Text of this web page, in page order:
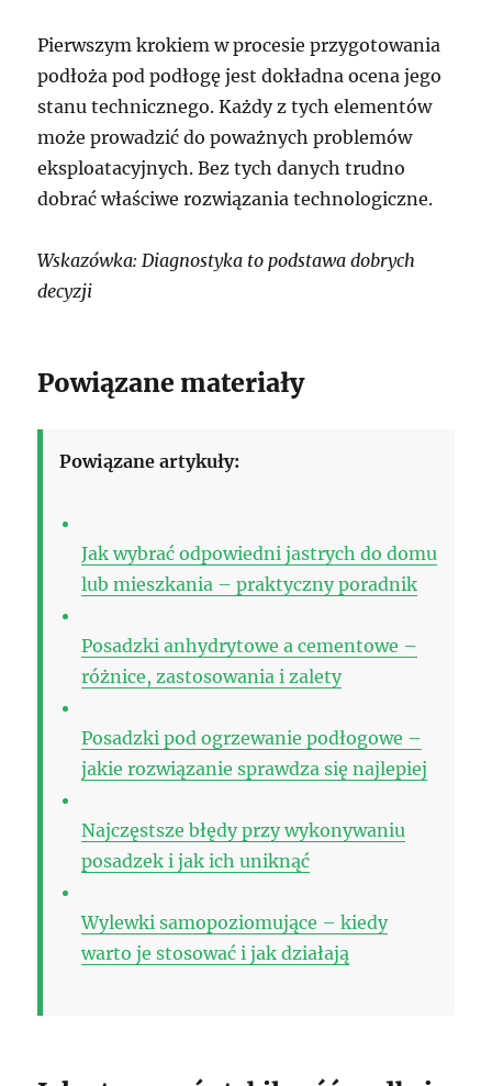
Pierwszym krokiem w procesie przygotowania
podłoża pod podłogę jest dokładna ocena jego
stanu technicznego. Każdy z tych elementów
może prowadzić do poważnych problemów
eksploatacyjnych. Bez tych danych trudno
dobrać właściwe rozwiązania technologiczne.
Wskazówka: Diagnostyka to podstawa dobrych
decyzji
Powiązane materiały
Powiązane artykuły:
Jak wybrać odpowiedni jastrych do domu
lub mieszkania – praktyczny poradnik
Posadzki anhydrytowe a cementowe –
różnice, zastosowania i zalety
Posadzki pod ogrzewanie podłogowe –
jakie rozwiązanie sprawdza się najlepiej
Najczęstsze błędy przy wykonywaniu
posadzek i jak ich uniknąć
Wylewki samopoziomujące – kiedy
warto je stosować i jak działają